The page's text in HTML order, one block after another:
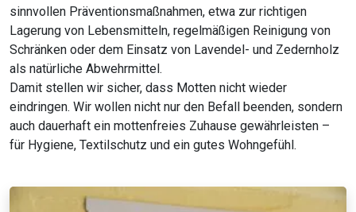
sinnvollen Präventionsmaßnahmen, etwa zur richtigen
Lagerung von Lebensmitteln, regelmäßigen Reinigung von
Schränken oder dem Einsatz von Lavendel- und Zedernholz
als natürliche Abwehrmittel.
Damit stellen wir sicher, dass Motten nicht wieder
eindringen. Wir wollen nicht nur den Befall beenden, sondern
auch dauerhaft ein mottenfreies Zuhause gewährleisten –
für Hygiene, Textilschutz und ein gutes Wohngefühl.